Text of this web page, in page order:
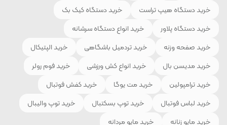
خرید دستگاه هیپ تراست
خرید دستگاه کیک بک
خرید دستگاه پلاور
خرید انواع دستگاه سرشانه
خرید صفحه وزنه
خرید تردمیل باشگاهی
خرید الپتیکال
خرید مدیسن بال
خرید انواع کش ورزشی
خرید فوم رولر
خرید ترامپولین
خرید مت یوگا
خرید کفش فوتبال
خرید لباس فوتبال
خرید توپ بسکتبال
خرید توپ والیبال
خرید مایو زنانه
خرید مایو مردانه